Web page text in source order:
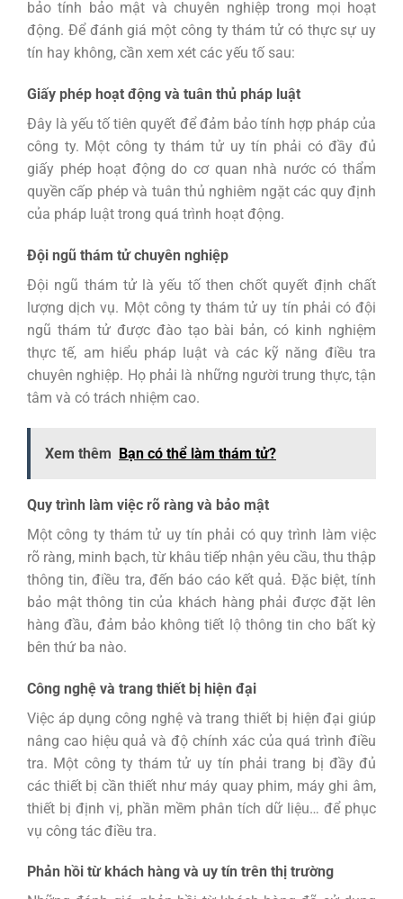
bảo tính bảo mật và chuyên nghiệp trong mọi hoạt
động. Để đánh giá một công ty thám tử có thực sự uy
tín hay không, cần xem xét các yếu tố sau:
Giấy phép hoạt động và tuân thủ pháp luật
Đây là yếu tố tiên quyết để đảm bảo tính hợp pháp của
công ty. Một công ty thám tử uy tín phải có đầy đủ
giấy phép hoạt động do cơ quan nhà nước có thẩm
quyền cấp phép và tuân thủ nghiêm ngặt các quy định
của pháp luật trong quá trình hoạt động.
Đội ngũ thám tử chuyên nghiệp
Đội ngũ thám tử là yếu tố then chốt quyết định chất
lượng dịch vụ. Một công ty thám tử uy tín phải có đội
ngũ thám tử được đào tạo bài bản, có kinh nghiệm
thực tế, am hiểu pháp luật và các kỹ năng điều tra
chuyên nghiệp. Họ phải là những người trung thực, tận
tâm và có trách nhiệm cao.
Xem thêm Bạn có thể làm thám tử?
Quy trình làm việc rõ ràng và bảo mật
Một công ty thám tử uy tín phải có quy trình làm việc
rõ ràng, minh bạch, từ khâu tiếp nhận yêu cầu, thu thập
thông tin, điều tra, đến báo cáo kết quả. Đặc biệt, tính
bảo mật thông tin của khách hàng phải được đặt lên
hàng đầu, đảm bảo không tiết lộ thông tin cho bất kỳ
bên thứ ba nào.
Công nghệ và trang thiết bị hiện đại
Việc áp dụng công nghệ và trang thiết bị hiện đại giúp
nâng cao hiệu quả và độ chính xác của quá trình điều
tra. Một công ty thám tử uy tín phải trang bị đầy đủ
các thiết bị cần thiết như máy quay phim, máy ghi âm,
thiết bị định vị, phần mềm phân tích dữ liệu… để phục
vụ công tác điều tra.
Phản hồi từ khách hàng và uy tín trên thị trường